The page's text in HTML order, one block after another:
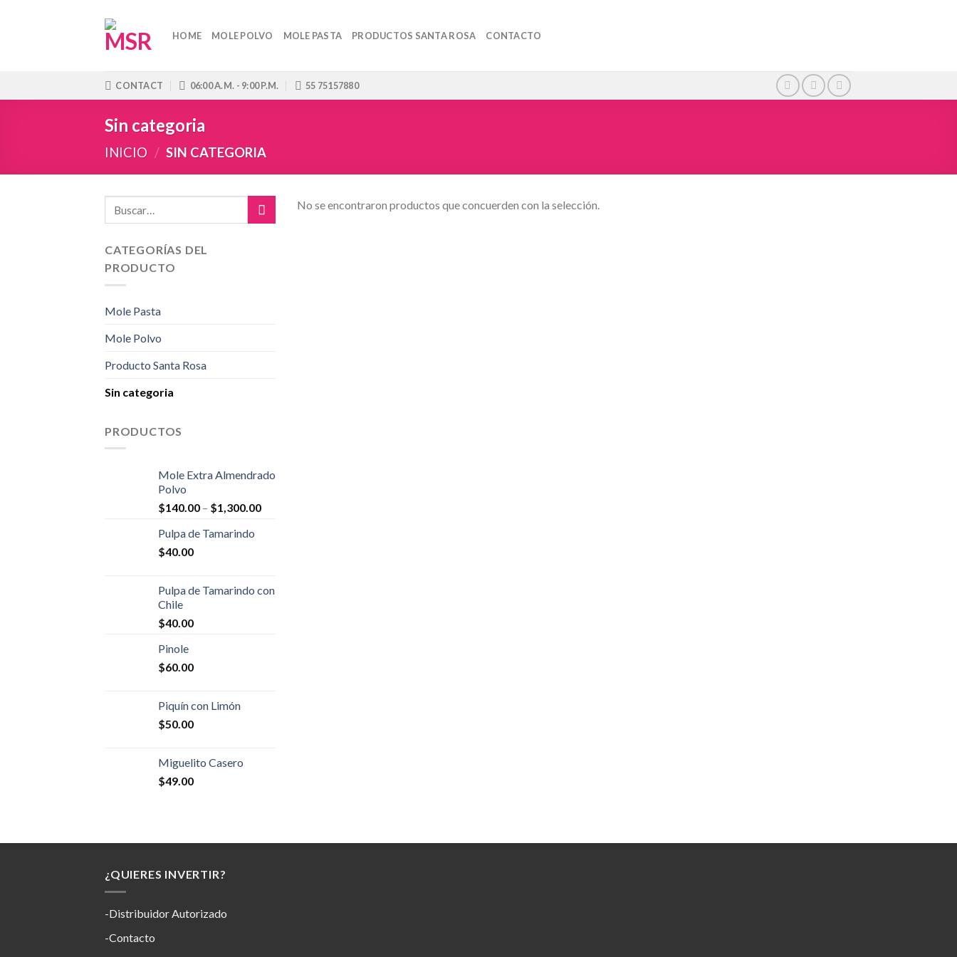
HOME MOLE POLVO MOLE PASTA PRODUCTOS SANTA ROSA CONTACTO
CONTACT 06:00 A.M. - 9:00 P.M. 55 75157880
Sin categoria
INICIO / SIN CATEGORIA
CATEGORÍAS DEL
PRODUCTO
Mole Pasta
Mole Polvo
Producto Santa Rosa
Sin categoria
PRODUCTOS
Mole Extra Almendrado
Polvo
$140.00 – $1,300.00
Pulpa de Tamarindo
$40.00
Pulpa de Tamarindo con
Chile
$40.00
Pinole
$60.00
Piquín con Limón
$50.00
Miguelito Casero
$49.00
No se encontraron productos que concuerden con la selección.
¿QUIERES INVERTIR?
-Distribuidor Autorizado
-Contacto